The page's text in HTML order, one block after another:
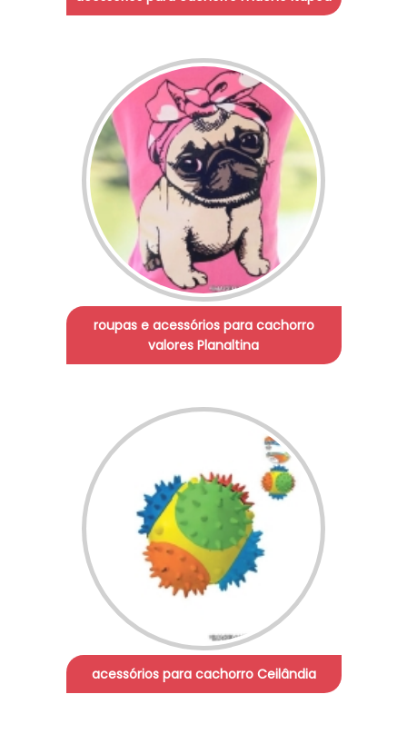
roupas e acessórios para cachorro
valores Planaltina
acessórios para cachorro Ceilândia